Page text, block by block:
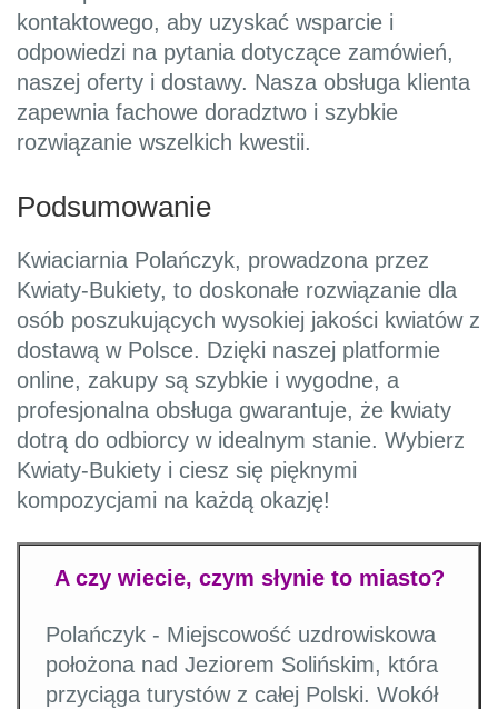
kontaktowego, aby uzyskać wsparcie i
odpowiedzi na pytania dotyczące zamówień,
naszej oferty i dostawy. Nasza obsługa klienta
zapewnia fachowe doradztwo i szybkie
rozwiązanie wszelkich kwestii.
Podsumowanie
Kwiaciarnia Polańczyk, prowadzona przez
Kwiaty-Bukiety, to doskonałe rozwiązanie dla
osób poszukujących wysokiej jakości kwiatów z
dostawą w Polsce. Dzięki naszej platformie
online, zakupy są szybkie i wygodne, a
profesjonalna obsługa gwarantuje, że kwiaty
dotrą do odbiorcy w idealnym stanie. Wybierz
Kwiaty-Bukiety i ciesz się pięknymi
kompozycjami na każdą okazję!
A czy wiecie, czym słynie to miasto?
Polańczyk - Miejscowość uzdrowiskowa
położona nad Jeziorem Solińskim, która
przyciąga turystów z całej Polski. Wokół